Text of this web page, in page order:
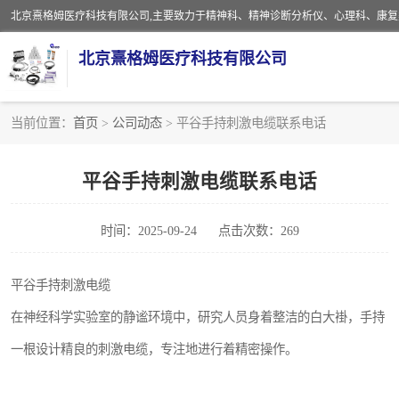
北京熹格姆医疗科技有限公司
当前位置： 首页 > 公司动态 > 平谷手持刺激电缆联系电话
平谷手持刺激电缆联系电话
时间：2025-09-24 点击次数：269
平谷手持刺激电缆
在神经科学实验室的静谧环境中，研究人员身着整洁的白大褂，手持
一根设计精良的刺激电缆，专注地进行着精密操作。